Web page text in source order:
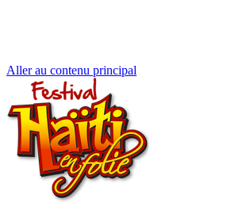
Aller au contenu principal